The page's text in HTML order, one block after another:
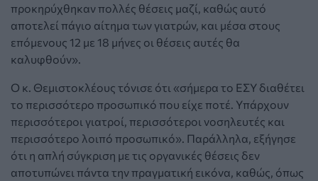
προκηρύχθηκαν πολλές θέσεις μαζί, καθώς αυτό
αποτελεί πάγιο αίτημα των γιατρών, και μέσα στους
επόμενους 12 με 18 μήνες οι θέσεις αυτές θα
καλυφθούν».
Ο κ. Θεμιστοκλέους τόνισε ότι «σήμερα το ΕΣΥ διαθέτει
το περισσότερο προσωπικό που είχε ποτέ. Υπάρχουν
περισσότεροι γιατροί, περισσότεροι νοσηλευτές και
περισσότερο λοιπό προσωπικό». Παράλληλα, εξήγησε
ότι η απλή σύγκριση με τις οργανικές θέσεις δεν
αποτυπώνει πάντα την πραγματική εικόνα, καθώς, όπως